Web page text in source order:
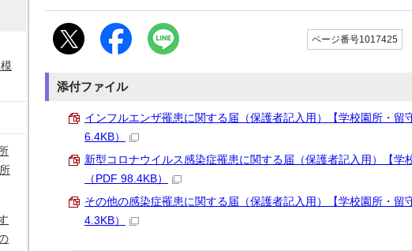
ページ番号1017425
添付ファイル
インフルエンザ罹患に関する届（保護者記入用）【学校園所・留
6.4KB）
新型コロナウイルス感染症罹患に関する届（保護者記入用）【学
（PDF 98.4KB）
その他の感染症罹患に関する届（保護者記入用）【学校園所・留
4.3KB）